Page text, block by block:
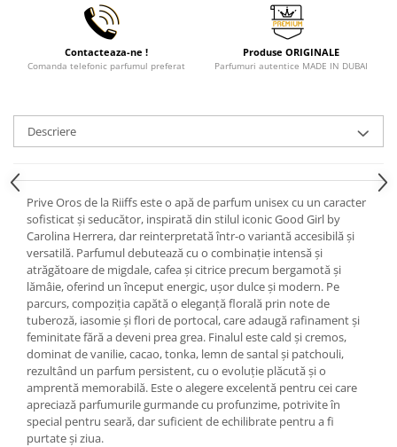
Contacteaza-ne !
Comanda telefonic parfumul preferat
Produse ORIGINALE
Parfumuri autentice MADE IN DUBAI
Descriere
Prive Oros de la Riiffs este o apă de parfum unisex cu un caracter
sofisticat și seducător, inspirată din stilul iconic Good Girl by
Carolina Herrera, dar reinterpretată într-o variantă accesibilă și
versatilă. Parfumul debutează cu o combinație intensă și
atrăgătoare de migdale, cafea și citrice precum bergamotă și
lămâie, oferind un început energic, ușor dulce și modern. Pe
parcurs, compoziția capătă o eleganță florală prin note de
tuberoză, iasomie și flori de portocal, care adaugă rafinament și
feminitate fără a deveni prea grea. Finalul este cald și cremos,
dominat de vanilie, cacao, tonka, lemn de santal și patchouli,
rezultând un parfum persistent, cu o evoluție plăcută și o
amprentă memorabilă. Este o alegere excelentă pentru cei care
apreciază parfumurile gurmande cu profunzime, potrivite în
special pentru seară, dar suficient de echilibrate pentru a fi
purtate și ziua.